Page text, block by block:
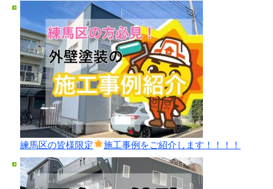
練馬区の皆様限定 施工事例をご紹介します！！！！